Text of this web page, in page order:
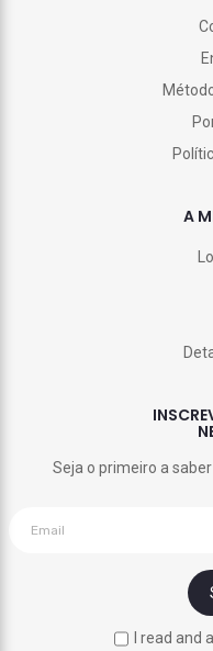
A
Seja o primeiro a
I read and